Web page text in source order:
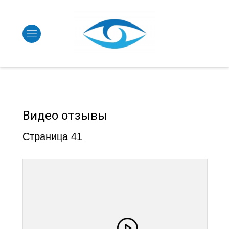
Видео отзывы
Страница 41